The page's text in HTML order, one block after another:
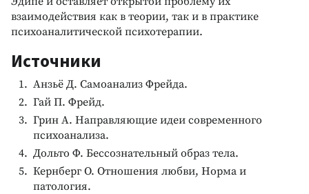
взаимодействия как в теории, так и в практике
психоаналитической психотерапии.
Источники
Анзьё Д. Самоанализ Фрейда.
Гай П. Фрейд.
Грин А. Направляющие идеи современного
психоанализа.
Дольто Ф. Бессознательный образ тела.
Кернберг О. Отношения любви, Норма и
патология.